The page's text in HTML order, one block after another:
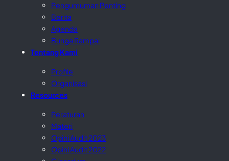
Pengumuman Penting
Berita
Agenda
Bunga Rampai
Tentang Kami
Profile
Organisasi
Resources
Peraturan
Materi
Opini Audit 2023
Opini Audit 2022